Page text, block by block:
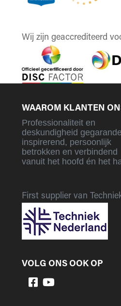
Wij zijn geaccrediteerd
WAAROM KLANTEN
Professionaliteit en
deskundigheid
inspirerend, persoonlijk
betrokken en verbindend
vanuit het hoofd én het
First supplier van
VOLG ONS OOK OP